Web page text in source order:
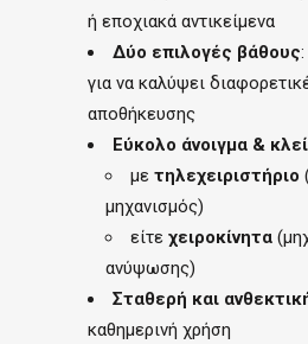
ή εποχιακά αντικείμενα
Δύο επιλογές βάθους
για να καλύψει
αποθήκευσης
Εύκολο άνοιγμα &
με τηλεχειριστήριο
μηχανισμός)
είτε χειροκίνητα
ανύψωσης)
Σταθερή και
καθημερινή χρήση